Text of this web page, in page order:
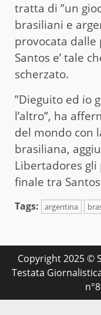
tratta di ”un
brasiliani e
provocata dalle
Santos e’ tale
scherzato.
”Dieguito ed io
l’altro”, ha
del mondo con
brasiliana,
Libertadores
finale tra
Tags: argentina
Copyright 2025 ©
Testata